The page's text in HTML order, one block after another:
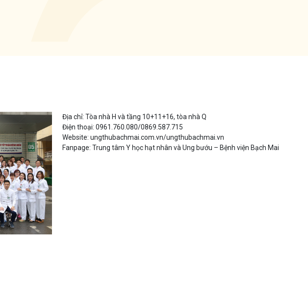
Địa chỉ: Tòa nhà H và tầng 10+11+16, tòa nhà Q
Điện thoại: 0961.760.080/0869.587.715
Website: ungthubachmai.com.vn/ungthubachmai.vn
Fanpage: Trung tâm Y học hạt nhân và Ung bướu – Bệnh viện Bạch Mai